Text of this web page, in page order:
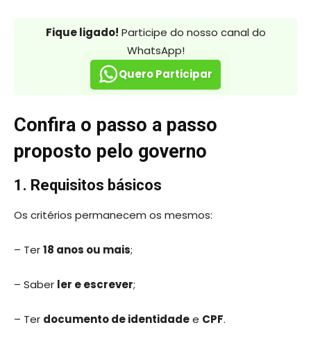
Fique ligado! Participe do nosso canal do
WhatsApp!
Quero Participar
Confira o passo a passo
proposto pelo governo
1. Requisitos básicos
Os critérios permanecem os mesmos:
– Ter18 anos ou mais;
– Saber ler e escrever;
– Ter documento de identidadee CPF.